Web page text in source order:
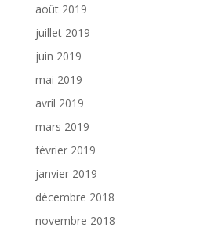
août 2019
juillet 2019
juin 2019
mai 2019
avril 2019
mars 2019
février 2019
janvier 2019
décembre 2018
novembre 2018